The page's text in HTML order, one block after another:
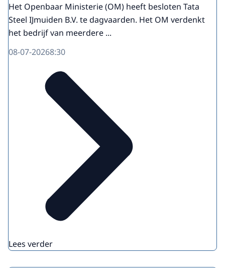
Het Openbaar Ministerie (OM) heeft besloten Tata
Steel IJmuiden B.V. te dagvaarden. Het OM verdenkt
het bedrijf van meerdere ...
08-07-20268:30
Lees verder